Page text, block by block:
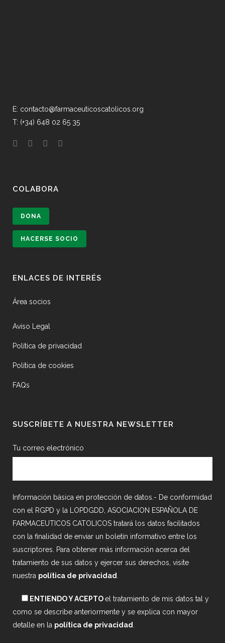
E: contacto@farmaceuticoscatolicos.org
T: (+34) 648 02 65 35
COLABORA
DONA
HACERSE SOCIO
ENLACES DE INTERÉS
Área socios
Aviso Legal
Política de privacidad
Política de cookies
FAQs
SUSCRÍBETE A NUESTRA NEWSLETTER
Tu correo electrónico
Información básica en protección de datos.- De conformidad
con el RGPD y la LOPDGDD, ASOCIACION ESPAÑOLA DE
FARMACEUTICOS CATOLICOS tratará los datos facilitados
con la finalidad de enviar un boletín informativo entre los
suscriptores. Para obtener más información acerca del
tratamiento de sus datos y ejercer sus derechos, visite
nuestra política de privacidad
ENTIENDO Y ACEPTOel tratamiento de mis datos tal y
como se describe anteriormente y se explica con mayor
detalle en la política de privacidad